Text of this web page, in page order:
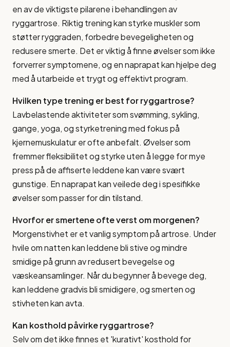
en av de viktigste pilarene i behandlingen av
ryggartrose. Riktig trening kan styrke muskler som
støtter ryggraden, forbedre bevegeligheten og
redusere smerte. Det er viktig å finne øvelser som ikke
forverrer symptomene, og en naprapat kan hjelpe deg
med å utarbeide et trygt og effektivt program.
Hvilken type trening er best for ryggartrose?
Lavbelastende aktiviteter som svømming, sykling,
gange, yoga, og styrketrening med fokus på
kjernemuskulatur er ofte anbefalt. Øvelser som
fremmer fleksibilitet og styrke uten å legge for mye
press på de affiserte leddene kan være svært
gunstige. En naprapat kan veilede deg i spesifikke
øvelser som passer for din tilstand.
Hvorfor er smertene ofte verst om morgenen?
Morgenstivhet er et vanlig symptom på artrose. Under
hvile om natten kan leddene bli stive og mindre
smidige på grunn av redusert bevegelse og
væskeansamlinger. Når du begynner å bevege deg,
kan leddene gradvis bli smidigere, og smerten og
stivheten kan avta.
Kan kosthold påvirke ryggartrose?
Selv om det ikke finnes et 'kurativt' kosthold for